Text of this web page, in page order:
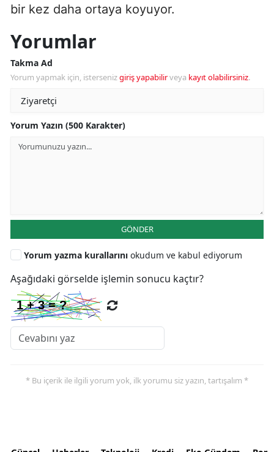
bir kez daha ortaya koyuyor.
Yorumlar
Takma Ad
Yorum yapmak için, istersenizgiriş yapabilirveya kayıt olabilirsiniz.
Yorum Yazın (500 Karakter)
GÖNDER
Yorum yazma kurallarını okudum ve kabul ediyorum
Aşağıdaki görselde işlemin sonucu kaçtır?
* Bu içerik ile ilgili yorum yok, ilk yorumu siz yazın, tartışalım *